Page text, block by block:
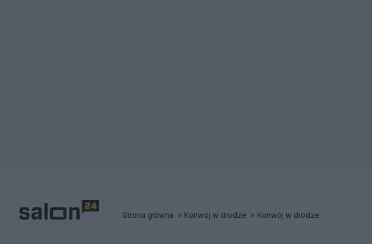
Strona główna Konwój w drodze Konwój w drodze